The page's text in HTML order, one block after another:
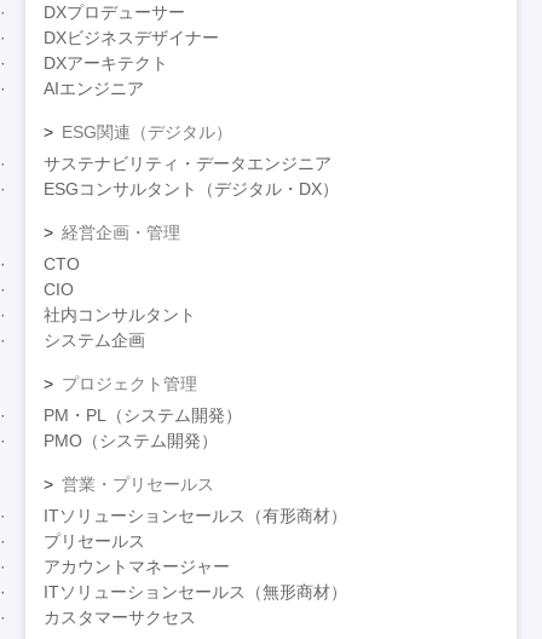
DXプロデューサー
DXビジネスデザイナー
DXアーキテクト
AIエンジニア
ESG関連（デジタル）
サステナビリティ・データエンジニア
ESGコンサルタント（デジタル・DX）
経営企画・管理
CTO
CIO
社内コンサルタント
システム企画
プロジェクト管理
PM・PL（システム開発）
PMO（システム開発）
営業・プリセールス
ITソリューションセールス（有形商材）
プリセールス
アカウントマネージャー
ITソリューションセールス（無形商材）
カスタマーサクセス